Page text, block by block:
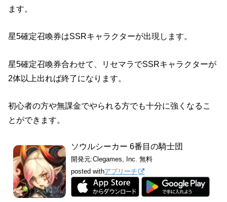
ます。
星5確定召喚券はSSRキャラクターが出現します。
星5確定召喚券合わせて、リセマラでSSRキャラクターが
2体以上出れば終了になります。
初心者の方や無課金でやられる方でも十分に強くなるこ
とができます。
ソウルシーカー 6番目の騎士団
開発元:Clegames, Inc. 無料
posted withアプリーチ